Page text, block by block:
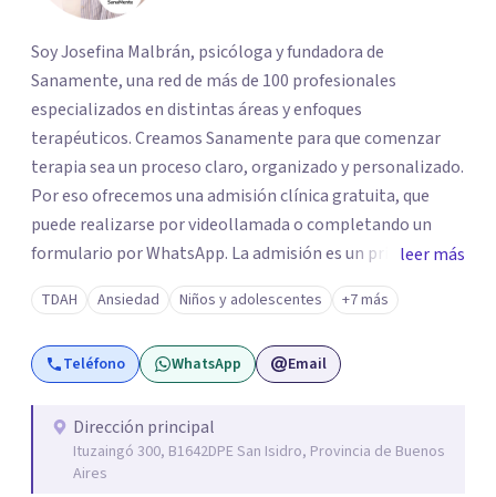
Soy Josefina Malbrán, psicóloga y fundadora de
Sanamente, una red de más de 100 profesionales
especializados en distintas áreas y enfoques
terapéuticos. Creamos Sanamente para que comenzar
terapia sea un proceso claro, organizado y personalizado.
Por eso ofrecemos una admisión clínica gratuita, que
puede realizarse por videollamada o completando un
formulario por WhatsApp. La admisión es un primer
espacio de orientación profesional donde escuchamos tu
motivo de consulta y evaluamos qué terapeuta es el más
adecuado según tu edad, necesidad, disponibilidad horaria
y posibilidades económicas. No trabajamos con
criterio clínico, según la necesidad de cada paciente.
Atendemos niños, adolescentes, adultos y adultos
mayores. Brindamos atención virtual a nivel mundial y
leer más
TDAH Ansiedad Niños y adolescentes +7 más
Teléfono WhatsApp Email
Dirección principal
Ituzaingó 300, B1642DPE San Isidro, Provincia de Buenos
Aires